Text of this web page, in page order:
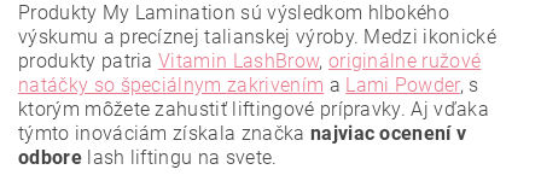
Vložením hodnotenie súhlasíte s
Produkty My Lamination sú výsledkom hlbokého
výskumu a precíznej talianskej výroby. Medzi ikonické
produkty patriaVitamin LashBrow, originálne ružové
natáčky so špeciálnym zakrivením a Lami Powder, s
ktorým môžete zahustiť liftingové prípravky. Aj vďaka
týmto inováciám získala značka najviac ocenení v
odborelash liftingu na svete.